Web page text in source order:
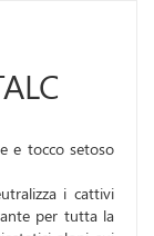
e tocco setoso
i cattivi
per tutta la